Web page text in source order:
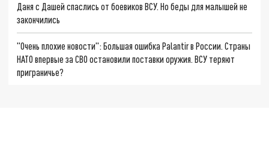
Даня с Дашей спаслись от боевиков ВСУ. Но беды для малышей не
закончились
"Очень плохие новости": Большая ошибка Palantir в России. Страны
НАТО впервые за СВО остановили поставки оружия. ВСУ теряют
приграничье?